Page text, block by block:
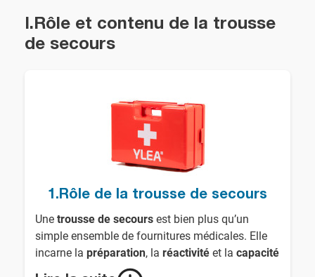
I.Rôle et contenu de la trousse
de secours
1.Rôle de la trousse de secours
Une trousse de secours est bien plus qu’un
simple ensemble de fournitures médicales. Elle
incarne la préparation, la réactivité et la capacité
à fournir une assistance immédiate